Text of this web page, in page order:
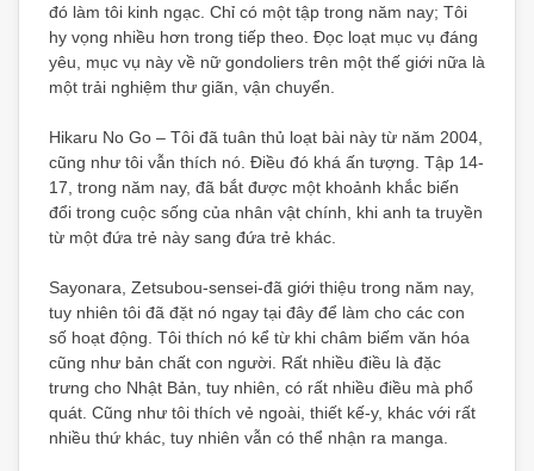
đó làm tôi kinh ngạc. Chỉ có một tập trong năm nay; Tôi
hy vọng nhiều hơn trong tiếp theo. Đọc loạt mục vụ đáng
yêu, mục vụ này về nữ gondoliers trên một thế giới nữa là
một trải nghiệm thư giãn, vận chuyển.
Hikaru No Go – Tôi đã tuân thủ loạt bài này từ năm 2004,
cũng như tôi vẫn thích nó. Điều đó khá ấn tượng. Tập 14-
17, trong năm nay, đã bắt được một khoảnh khắc biến
đổi trong cuộc sống của nhân vật chính, khi anh ta truyền
từ một đứa trẻ này sang đứa trẻ khác.
Sayonara, Zetsubou-sensei-đã giới thiệu trong năm nay,
tuy nhiên tôi đã đặt nó ngay tại đây để làm cho các con
số hoạt động. Tôi thích nó kể từ khi châm biếm văn hóa
cũng như bản chất con người. Rất nhiều điều là đặc
trưng cho Nhật Bản, tuy nhiên, có rất nhiều điều mà phổ
quát. Cũng như tôi thích vẻ ngoài, thiết kế-y, khác với rất
nhiều thứ khác, tuy nhiên vẫn có thể nhận ra manga.